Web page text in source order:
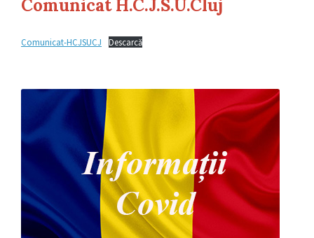
Comunicat H.C.J.S.U.Cluj
Comunicat-HCJSUCJ Descarcă